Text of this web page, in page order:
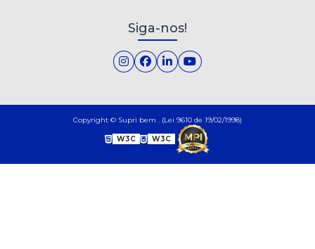
Siga-nos!
Copyright © Supri bem . (Lei 9610 de 19/02/1998)
W3C W3C